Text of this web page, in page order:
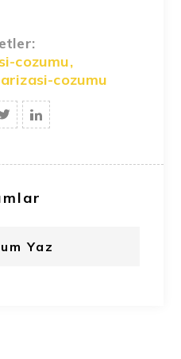
cozumu,
cozumu
Yaz